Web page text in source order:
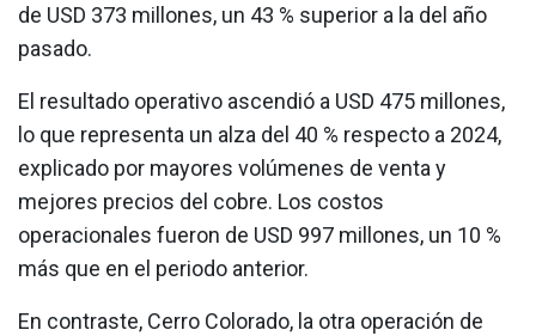
de USD 373 millones, un 43 % superior a la del año
pasado.
El resultado operativo ascendió a USD 475 millones,
lo que representa un alza del 40 % respecto a 2024,
explicado por mayores volúmenes de venta y
mejores precios del cobre. Los costos
operacionales fueron de USD 997 millones, un 10 %
más que en el periodo anterior.
En contraste, Cerro Colorado, la otra operación de